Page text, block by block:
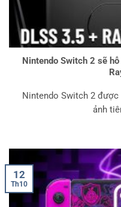
Nintendo Switch 2 sẽ
Nintendo Switch 2
ảnh
12
Th10